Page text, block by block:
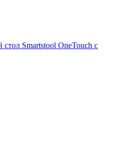
Smartstool OneTouch с